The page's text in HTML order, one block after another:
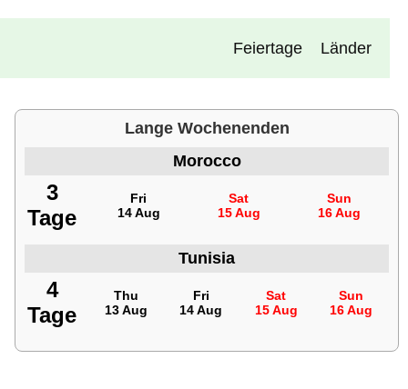
Feiertage Länder
Lange Wochenenden
Morocco
3
Tage
Fri
14 Aug
Sat
15 Aug
Sun
16 Aug
Tunisia
4
Tage
Thu
13 Aug
Fri
14 Aug
Sat
15 Aug
Sun
16 Aug